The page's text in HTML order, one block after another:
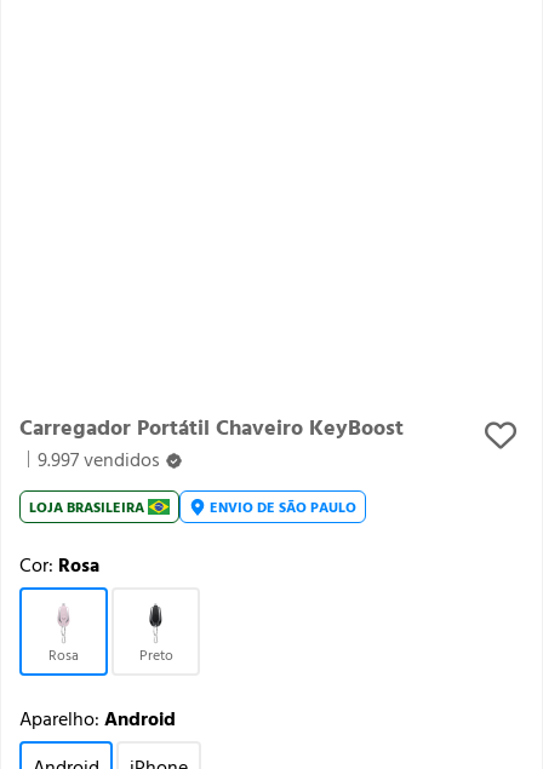
Carregador Portátil Chaveiro KeyBoost
9.997 vendidos
LOJABRASILEIRA ENVIO DE SÃO PAULO
Cor: Rosa
Rosa Preto
Aparelho: Android